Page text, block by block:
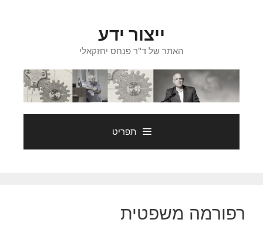
ייצור ידע
האתר של ד"ר פנחס יחזקאלי
תפריט
רפורמה משפטית